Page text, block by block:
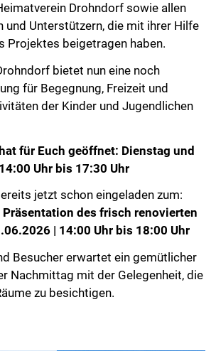
Drohndorf sowie allen
und Unterstützern, die mit ihrer Hilfe
Projektes beigetragen haben.
bietet nun eine noch
für Begegnung, Freizeit und
der Kinder und Jugendlichen
für Euch geöffnet: Dienstag und
Uhr bis 17:30 Uhr
jetzt schon eingeladen zum:
des frisch renovierten
| 14:00 Uhr bis 18:00 Uhr
Besucher erwartet ein gemütlicher
Nachmittag mit der Gelegenheit, die
zu besichtigen.